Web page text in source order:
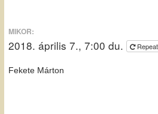
MIKOR:
2018. április 7., 7:00 du.
Fekete Márton